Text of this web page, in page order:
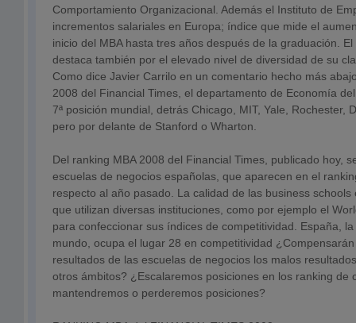
Comportamiento Organizacional. Además el Instituto de
incrementos salariales en Europa; índice que mide el
inicio del MBA hasta tres años después de la graduación.
destaca también por el elevado nivel de diversidad de su
Como dice Javier Carrilo en un comentario hecho más
2008 del Financial Times, el departamento de Economía
7ª posición mundial, detrás Chicago, MIT, Yale, Rochester,
pero por delante de Stanford o Wharton.
Del ranking MBA 2008 del Financial Times, publicado hoy,
escuelas de negocios españolas, que aparecen en el
respecto al año pasado. La calidad de las business
que utilizan diversas instituciones, como por ejemplo el
para confeccionar sus índices de competitividad. España,
mundo, ocupa el lugar 28 en competitividad
resultados de las escuelas de negocios los malos
otros ámbitos? ¿Escalaremos posiciones en los ranking de
mantendremos o perderemos posiciones?